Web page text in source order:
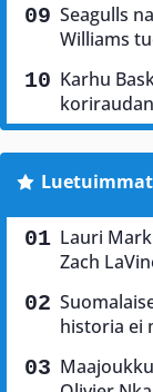
Seagulls
Williams
Karhu
Luetuimmat
Lauri
Zach
historia ei